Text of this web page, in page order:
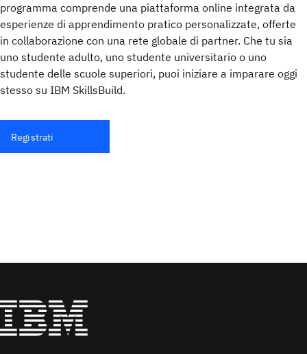
programma comprende una piattaforma online integrata da
esperienze di apprendimento pratico personalizzate, offerte
in collaborazione con una rete globale di partner. Che tu sia
uno studente adulto, uno studente universitario o uno
studente delle scuole superiori, puoi iniziare a imparare oggi
stesso su IBM SkillsBuild.
Registrati